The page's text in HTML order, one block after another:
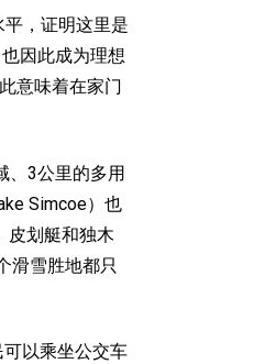
，证明这里是
因此成为理想
意味着在家门
、3公里的多用
Simcoe）也
皮划艇和独木
滑雪胜地都只
以乘坐公交车